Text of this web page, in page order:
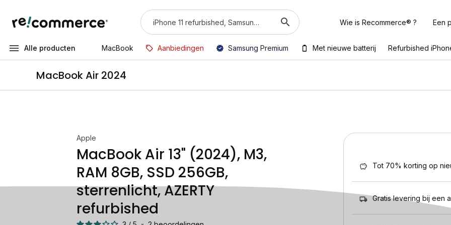
Wie is Recommerce® ? Een
Alle producten MacBook Aanbiedingen Samsung Premium Met nieuwe batterij Refurbished
MacBook Air 2024
Apple
MacBook Air 13" (2024), M3,
RAM 8GB, SSD 256GB,
sterrenlicht, AZERTY
refurbished
Tot 70% korting op
Gratis levering bij een